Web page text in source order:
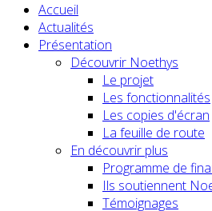
Accueil
Actualités
Présentation
Découvrir Noethys
Le projet
Les fonctionnalités
Les copies d'écran
La feuille de route
En découvrir plus
Programme de
Ils soutiennent
Témoignages